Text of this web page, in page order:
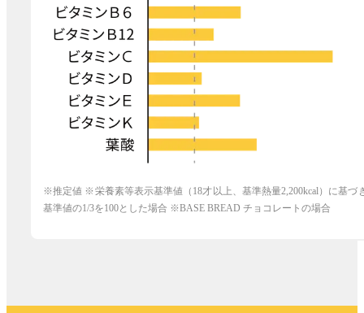
※推定値 ※栄養素等表示基準値（18才以上、基準熱量2,200kcal）に基づ
基準値の1/3を100とした場合 ※BASE BREAD ︎チョコレートの場合